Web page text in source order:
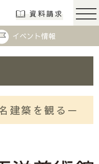
店 | らしさ
資料請求
イベント情報
建築を観る－